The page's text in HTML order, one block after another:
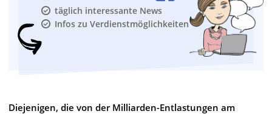
täglich interessante News
Infos zu Verdienstmöglichkeiten
Diejenigen, die von der Milliarden-Entlastungen am